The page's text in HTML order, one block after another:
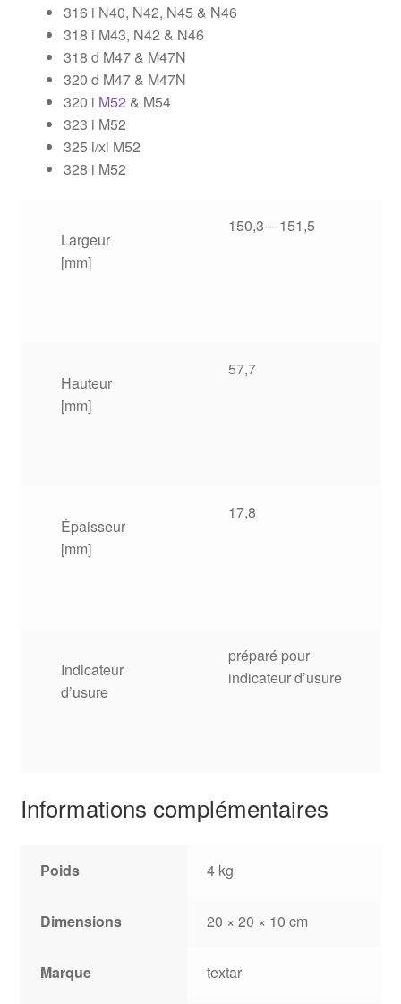
316 i N40, N42, N45 & N46
318 i M43, N42 & N46
318 d M47 & M47N
320 d M47 & M47N
320 i M52 & M54
323 i M52
325 i/xi M52
328 i M52
Largeur
[mm]
150,3 – 151,5
Hauteur
[mm]
57,7
Épaisseur
[mm]
17,8
Indicateur
d’usure
préparé pour
indicateur d’usure
Informations complémentaires
Poids 4 kg
Dimensions 20 × 20 × 10 cm
Marque textar